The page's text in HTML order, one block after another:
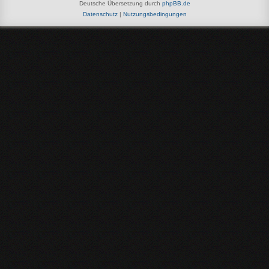
Deutsche Übersetzung durch phpBB.de
Datenschutz| Nutzungsbedingungen